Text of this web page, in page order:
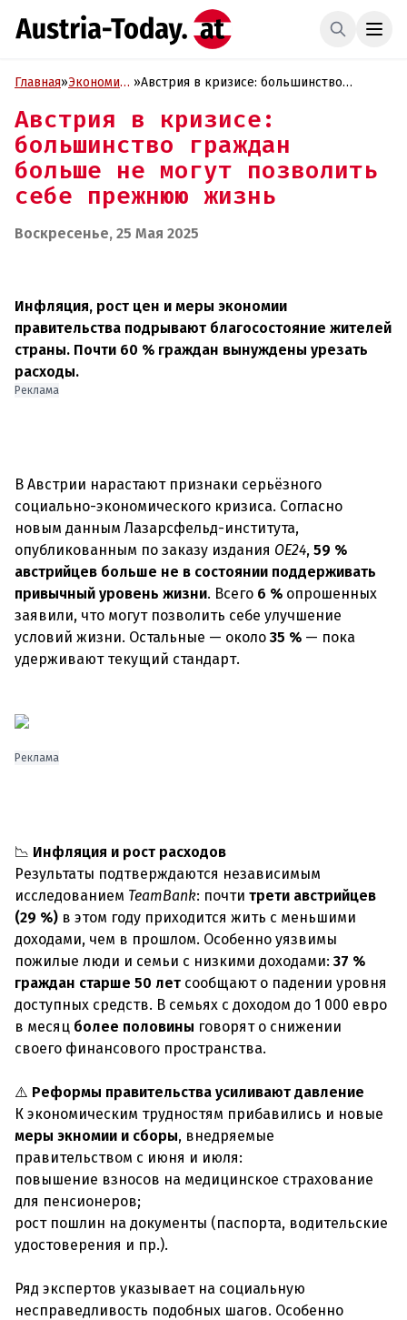
Главная»Экономика »Австрия в кризисе: большинство
себе прежнюю жизнь
Австрия в кризисе:
большинство граждан
больше не могут позволить
себе прежнюю жизнь
Воскресенье, 25 Мая 2025
Инфляция, рост цен и меры экономии
правительства подрывают благосостояние жителей
страны. Почти 60 % граждан вынуждены урезать
расходы.
Реклама
В Австрии нарастают признаки серьёзного
социально-экономического кризиса. Согласно
новым данным Лазарсфельд-института,
опубликованным по заказу издания OE24, 59 %
австрийцев больше не в состоянии поддерживать
привычный уровень жизни. Всего 6 % опрошенных
заявили, что могут позволить себе улучшение
условий жизни. Остальные — около 35 % — пока
удерживают текущий стандарт.
Реклама
📉 Инфляция и рост расходов
Результаты подтверждаются независимым
исследованием TeamBank: почти трети австрийцев
(29 %) в этом году приходится жить с меньшими
доходами, чем в прошлом. Особенно уязвимы
пожилые люди и семьи с низкими доходами: 37 %
граждан старше 50 лет сообщают о падении уровня
доступных средств. В семьях с доходом до 1 000 евро
в месяц более половины говорят о снижении
своего финансового пространства.
⚠️ Реформы правительства усиливают давление
К экономическим трудностям прибавились и новые
меры экномии и сборы, внедряемые
правительством с июня и июля:
повышение взносов на медицинское страхование
для пенсионеров;
рост пошлин на документы (паспорта, водительские
удостоверения и пр.).
Ряд экспертов указывает на социальную
несправедливость подобных шагов. Особенно